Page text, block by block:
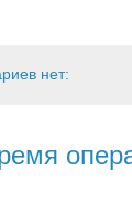
нет: